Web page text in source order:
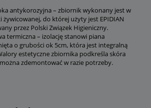
antykorozyjna – zbiornik wykonany jest w
żywicowanej, do której użyty jest EPIDIAN
przez Polski Związek Higieniczny.
termiczna – izolację stanowi piana
o grubości ok 5cm, która jest integralną
estetyczne zbiornika podkreśla skóra
zdemontować w razie potrzeby.